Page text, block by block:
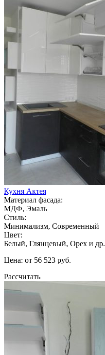
Кухня Актея
Материал фасада:
МДФ, Эмаль
Стиль:
Минимализм, Современный
Цвет:
Белый, Глянцевый, Орех и др.
Цена: от 56 523 руб.
Рассчитать